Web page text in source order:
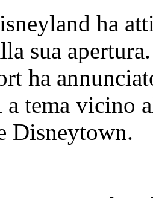
ha
sua
ha
a tema vicino
Disneytown.